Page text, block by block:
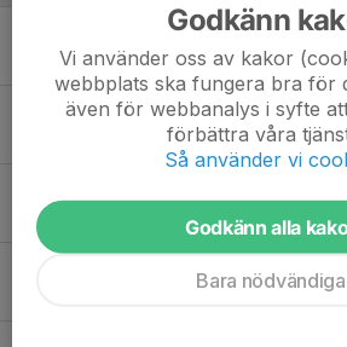
Derby på IP!
2 jul, 09:12
Rolig start med
30 jun, 16:12
Lekmedboll för F/P födda
Godkänn
Vi använder oss av kakor
webbplats ska fungera bra för
även för webbanalys i syfte
förbättra våra
Så använder vi
Godkänn alla
Bara nödvändiga